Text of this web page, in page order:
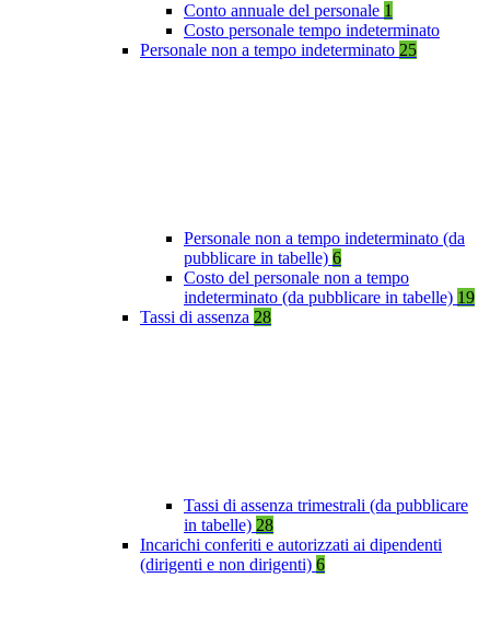
Conto annuale del personale 1
Costo personale tempo indeterminato
Personale non a tempo indeterminato 25
Personale non a tempo indeterminato (da
pubblicare in tabelle) 6
Costo del personale non a tempo
indeterminato (da pubblicare in tabelle) 19
Tassi di assenza 28
Tassi di assenza trimestrali (da pubblicare
in tabelle) 28
Incarichi conferiti e autorizzati ai dipendenti
(dirigenti e non dirigenti) 6